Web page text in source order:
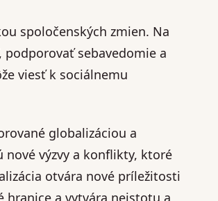
spoločenských zmien. Na
sebavedomie a
viesť k sociálnemu
globalizáciou a
výzvy a konflikty, ktoré
otvára nové príležitosti
hranice a vytvára neistotu a